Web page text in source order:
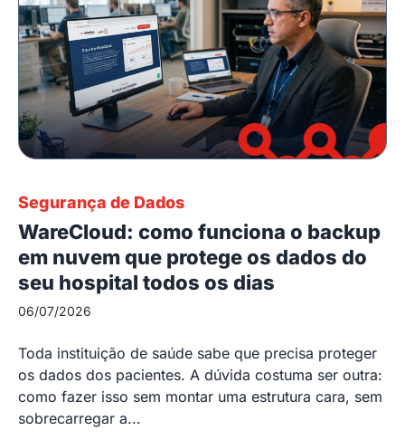
Segurança de Dados
WareCloud: como funciona o backup
em nuvem que protege os dados do
seu hospital todos os dias
06/07/2026
Toda instituição de saúde sabe que precisa proteger
os dados dos pacientes. A dúvida costuma ser outra:
como fazer isso sem montar uma estrutura cara, sem
sobrecarregar a...